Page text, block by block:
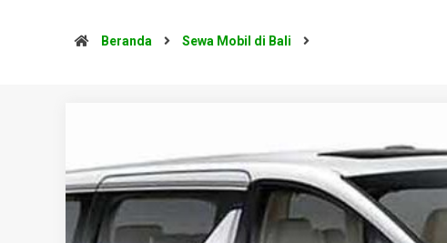
Beranda Sewa Mobil di Bali